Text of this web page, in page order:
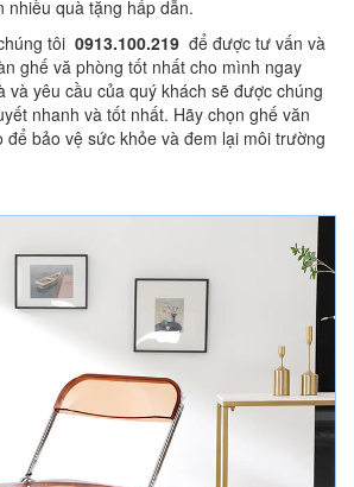
nhiều quà tặng hấp dẫn.
tôi 0913.100.219 để được tư vấn và
ghế vă phòng tốt nhất cho mình ngay
và yêu cầu của quý khách sẽ được chúng
nhanh và tốt nhất. Hãy chọn ghế văn
để bảo vệ sức khỏe và đem lại môi trường